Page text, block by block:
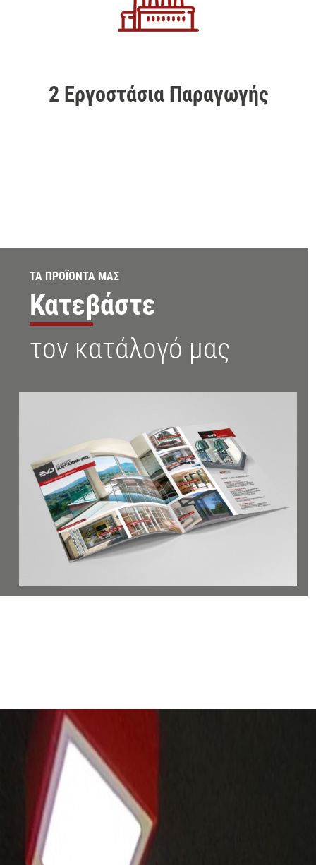
2 Εργοστάσια Παραγωγής
ΤΑ ΠΡΟΪΟΝΤΑ ΜΑΣ
Κατεβάστε
τον κατάλογό μας